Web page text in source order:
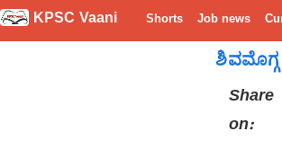
KPSC Vaani Shorts Job news
Share
on: